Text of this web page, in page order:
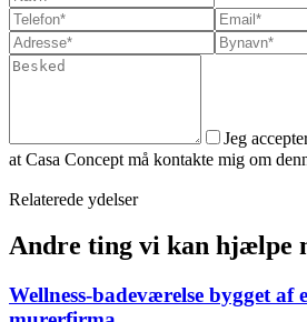
Jeg
at Casa Concept må kontakte mig om
Relaterede ydelser
Andre ting vi kan hjælpe
Wellness-badeværelse bygget af